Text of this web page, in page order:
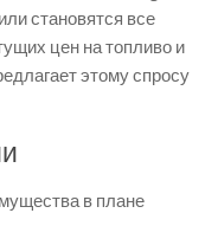
становятся все
цен на топливо и
этому спросу
в плане